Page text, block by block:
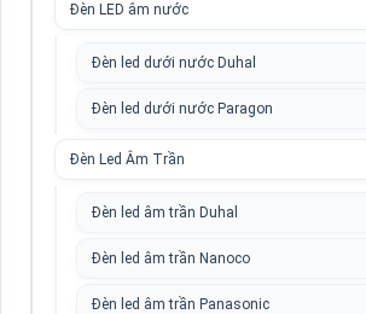
Đèn LED âm nước
Đèn led dưới nước Duhal
Đèn led dưới nước Paragon
Đèn Led Âm Trần
Đèn led âm trần Duhal
Đèn led âm trần Nanoco
Đèn led âm trần Panasonic